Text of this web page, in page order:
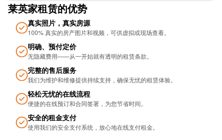
Peter St (Stop WM)
Town Hall (Stop SB)
Hardman St
Metrolink-St Peter's Square
St Peters Square
Bridge St (Stop WF)
Deansgate Station
莱英家租赁的优势
真实照片，真实房源
100% 真实的房产图片和视频，可供虚拟或现场查看。
明确、预付定价
无隐藏费用——从一开始就有透明的租赁条款。
完整的售后服务
我们为维护和维修提供持续支持，确保无忧的租​​赁体验。
轻松无忧的在线流程
便捷的在线预订和合同签署，为您节省时间。
安全的租金支付
使用我们的安全支付系统，放心地在线支付租金。